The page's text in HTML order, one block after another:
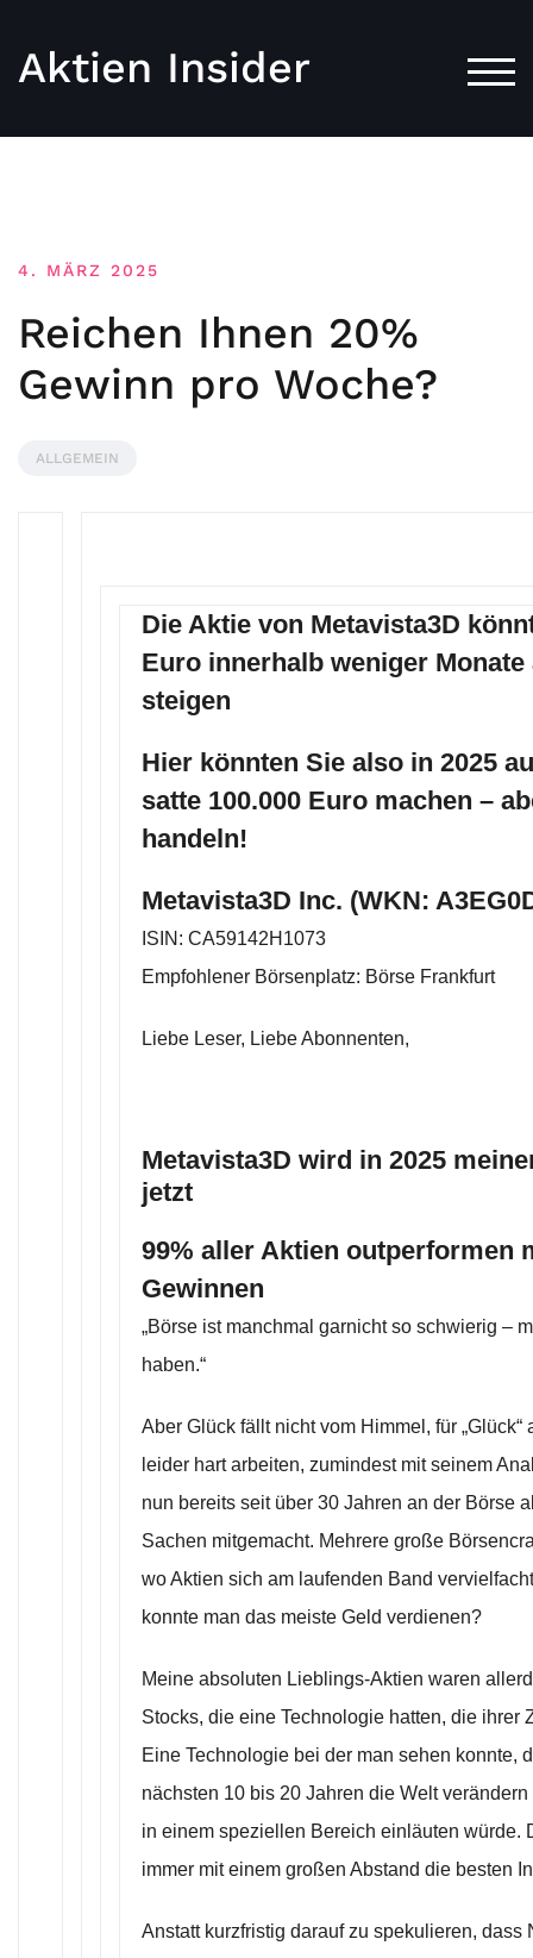
Aktien Insider
4. MÄRZ 2025
Reichen Ihnen 20%
Gewinn pro Woche?
ALLGEMEIN
Die Aktie von Metavista3D
Euro innerhalb weniger Monate
steigen
Hier könnten Sie also in 2025
satte 100.000 Euro machen –
handeln!
Metavista3D Inc. (WKN:
ISIN: CA59142H1073
Empfohlener Börsenplatz: Börse Frankfurt
Liebe Leser, Liebe Abonnenten,
Metavista3D wird in 2025
jetzt
99% aller Aktien outperformen
Gewinnen
„Börse ist manchmal garnicht so schwierig –
haben.“
Aber Glück fällt nicht vom Himmel, für „Glück“
leider hart arbeiten, zumindest mit seinem
nun bereits seit über 30 Jahren an der Börse
Sachen mitgemacht. Mehrere große
wo Aktien sich am laufenden Band
konnte man das meiste Geld verdienen?
Meine absoluten Lieblings-Aktien waren
Stocks, die eine Technologie hatten, die ihrer
Eine Technologie bei der man sehen konnte,
nächsten 10 bis 20 Jahren die Welt
in einem speziellen Bereich einläuten würde.
immer mit einem großen Abstand die besten
Anstatt kurzfristig darauf zu spekulieren, dass